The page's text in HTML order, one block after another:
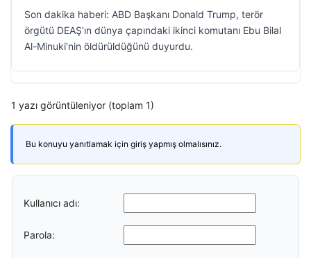
Son dakika haberi: ABD Başkanı Donald Trump, terör
örgütü DEAŞ’ın dünya çapındaki ikinci komutanı Ebu Bilal
Al-Minuki’nin öldürüldüğünü duyurdu.
1 yazı görüntüleniyor (toplam 1)
Bu konuyu yanıtlamak için giriş yapmış olmalısınız.
Kullanıcı adı:
Parola: